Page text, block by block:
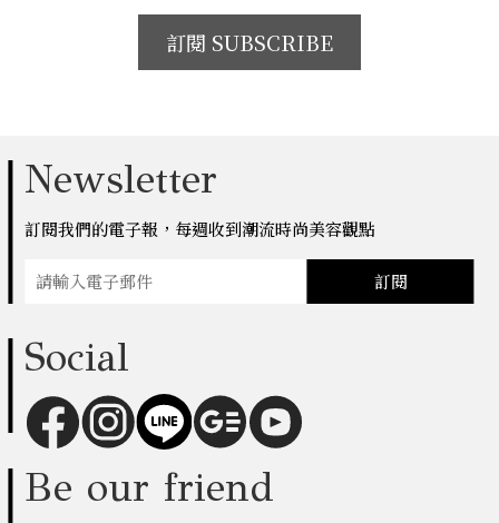
訂閱 SUBSCRIBE
Newsletter
訂閱我們的電子報，每週收到潮流時尚美容觀點
訂閱
Social
Be our friend